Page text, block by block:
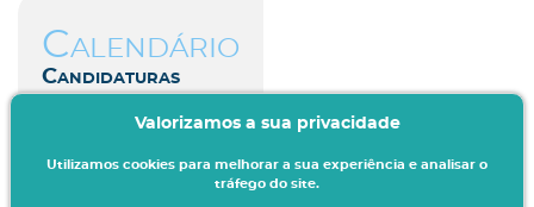
Calendário
Candidaturas
Valorizamos a sua privacidade
Utilizamos cookies para melhorar a sua experiência e analisar o
tráfego do site.